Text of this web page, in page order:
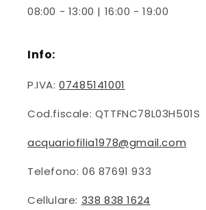
08:00 - 13:00 | 16:00 - 19:00
Info:
P.IVA:07485141001
Cod.fiscale: QTTFNC78L03H501S
acquariofilia1978@gmail.com
Telefono: 06 87691 933
Cellulare: 338 838 1624